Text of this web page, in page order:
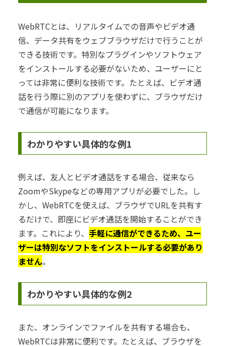
WebRTCとは、リアルタイムでの音声やビデオ通
信、データ共有をウェブブラウザだけで行うことが
できる技術です。特別なプラグインやソフトウェア
をインストールする必要がないため、ユーザーにと
っては非常に便利な技術です。たとえば、ビデオ通
話を行う際に別のアプリを使わずに、ブラウザだけ
で通信が可能になります。
わかりやすい具体的な例1
例えば、友人とビデオ通話をする場合、従来なら
ZoomやSkypeなどの専用アプリが必要でした。し
かし、WebRTCを使えば、ブラウザでURLを共有す
るだけで、即座にビデオ通話を開始することができ
ます。これにより、 手軽に通信ができるため、ユー
ザーは特別なソフトをインストールする必要があり
ません。
わかりやすい具体的な例2
また、オンラインでファイルを共有する場合も、
WebRTCは非常に便利です。たとえば、ブラウザを